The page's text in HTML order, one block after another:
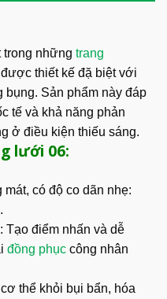
trong những trang
thiết kế đặ biệt với
bụng. Sản phẩm này đáp
tế và khả năng phản
ở điều kiện thiếu sáng.
lưới 06:
có độ co dãn nhẹ:
Tạo điểm nhấn và dễ
đồng phụccông nhân
thể khỏi bụi bẩn, hóa